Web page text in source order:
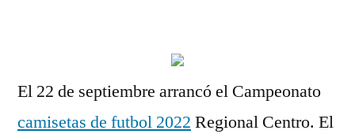
El 22 de septiembre arrancó el Campeonato
camisetas de futbol 2022 Regional Centro. El